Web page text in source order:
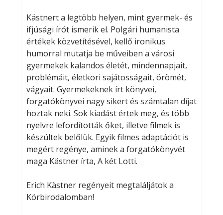
Kästnert a legtöbb helyen, mint gyermek- és
ifjúsági írót ismerik el. Polgári humanista
értékek közvetítésével, kellő ironikus
humorral mutatja be műveiben a városi
gyermekek kalandos életét, mindennapjait,
problémáit, életkori sajátosságait, örömét,
vágyait. Gyermekeknek írt könyvei,
forgatókönyvei nagy sikert és számtalan díjat
hoztak neki. Sok kiadást értek meg, és több
nyelvre lefordították őket, illetve filmek is
készültek belőlük. Egyik filmes adaptációt is
megért regénye, aminek a forgatókönyvét
maga Kästner írta, A két Lotti.
Erich Kästner regényeit megtaláljátok a
Körbirodalomban!